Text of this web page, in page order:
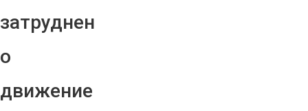
затруднен
о
движение